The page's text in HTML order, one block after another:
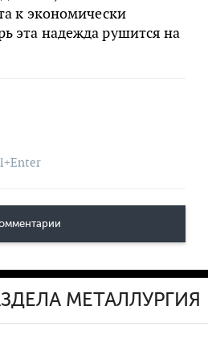
к экономически
эта надежда рушится на
МЕТАЛЛУРГИЯ